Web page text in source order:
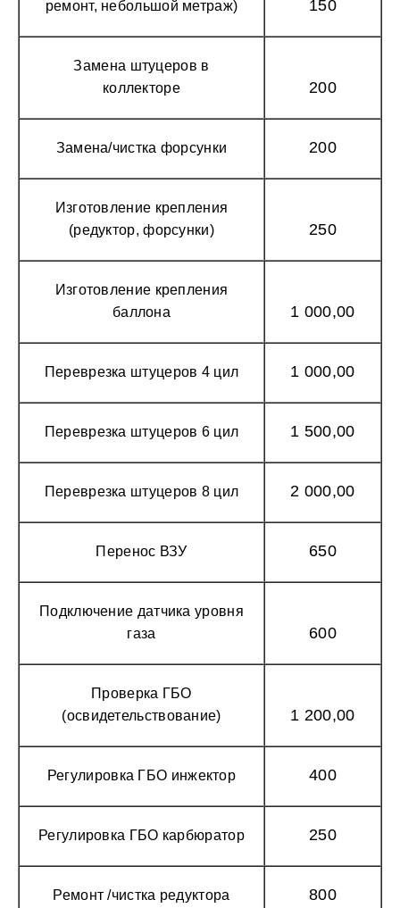
ремонт, небольшой метраж) 150
Замена штуцеров в
коллекторе
200
Замена/чистка форсунки 200
Изготовление крепления
(редуктор, форсунки)
250
Изготовление крепления
баллона
1 000,00
Переврезка штуцеров 4 цил 1 000,00
Переврезка штуцеров 6 цил 1 500,00
Переврезка штуцеров 8 цил 2 000,00
Перенос ВЗУ 650
Подключение датчика уровня
газа
600
Проверка ГБО
(освидетельствование)
1 200,00
Регулировка ГБО инжектор 400
Регулировка ГБО карбюратор 250
Ремонт /чистка редуктора 800